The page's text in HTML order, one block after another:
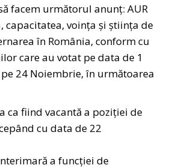
facem următorul anunț: AUR
capacitatea, voința și știința de
în România, conform cu
care au votat pe data de 1
24 Noiembrie, în următoarea
ca fiind vacantă a poziției de
cu data de 22
a funcției de